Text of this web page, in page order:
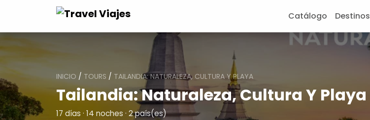
Catálogo Destinos
INICIO / TOURS / TAILANDIA: NATURALEZA, CULTURA Y PLAYA
Tailandia: Naturaleza, Cultura Y Playa
17 días · 14 noches · 2 país(es)